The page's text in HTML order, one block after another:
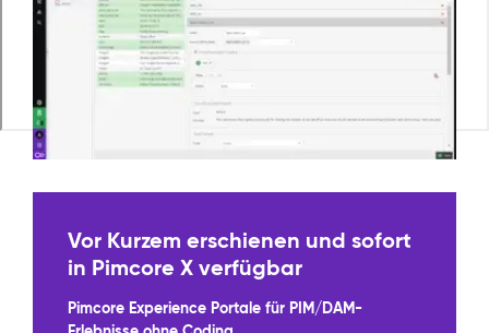
Vor Kurzem erschienen und sofort
in Pimcore X verfügbar
Pimcore Experience Portale für PIM/DAM-